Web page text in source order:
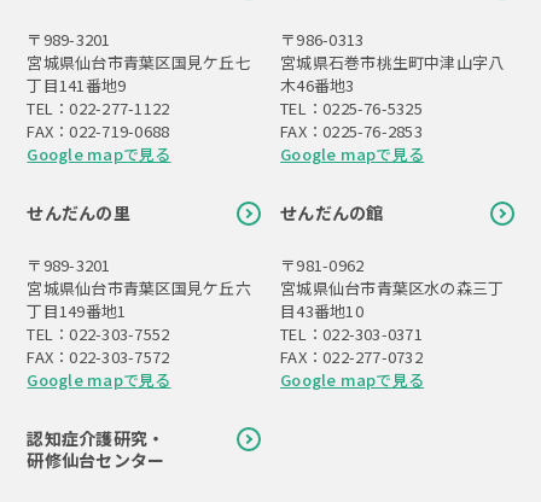
〒989-3201
宮城県仙台市青葉区国見ケ丘七
丁目141番地9
TEL：022-277-1122
FAX：022-719-0688
Google mapで見る
〒986-0313
宮城県石巻市桃生町中津山字八
木46番地3
TEL：0225-76-5325
FAX：0225-76-2853
Google mapで見る
せんだんの里
〒989-3201
宮城県仙台市青葉区国見ケ丘六
丁目149番地1
TEL：022-303-7552
FAX：022-303-7572
Google mapで見る
せんだんの館
〒981-0962
宮城県仙台市青葉区水の森三丁
目43番地10
TEL：022-303-0371
FAX：022-277-0732
Google mapで見る
認知症介護研究・
研修仙台センター